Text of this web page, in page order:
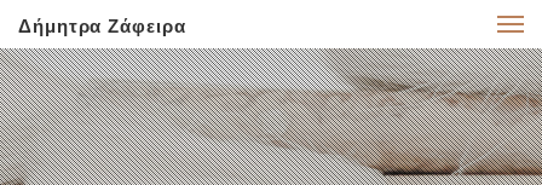
Δήμητρα Ζάφειρα